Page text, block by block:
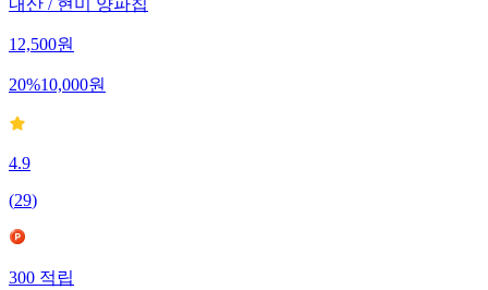
내산 / 현미 양파칩
12,500원
20%10,000원
4.9
(29)
300적립